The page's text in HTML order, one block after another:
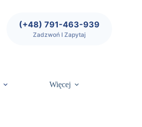
(+48) 791-463-939
Zadzwoń I Zapytaj
Więcej